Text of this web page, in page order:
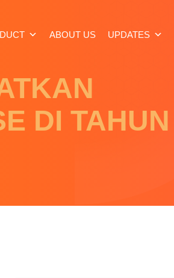
ABOUT US UPDATES
DI TAHUN